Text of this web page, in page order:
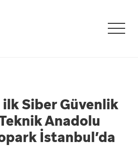
ilk Siber Güvenlik
Anadolu
İstanbul’da